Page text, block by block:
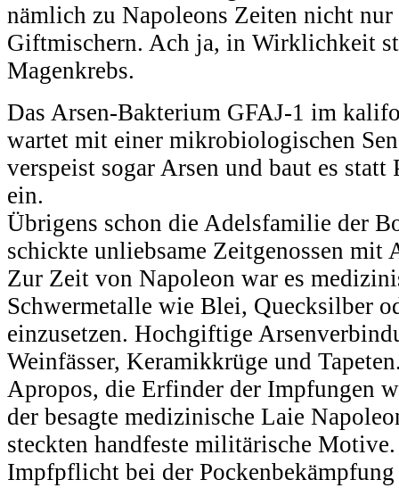
nämlich zu Napoleons Zeiten nicht
Giftmischern. Ach ja, in Wirklichkeit
Magenkrebs.
Das Arsen-Bakterium GFAJ-1 im
wartet mit einer mikrobiologischen
verspeist sogar Arsen und baut es
ein.
Übrigens schon die Adelsfamilie der
schickte unliebsame Zeitgenossen mit
Zur Zeit von Napoleon war es
Schwermetalle wie Blei, Quecksilber
einzusetzen. Hochgiftige
Weinfässer, Keramikkrüge und
Apropos, die Erfinder der Impfungen
der besagte medizinische Laie
steckten handfeste militärische
Impfpflicht bei der